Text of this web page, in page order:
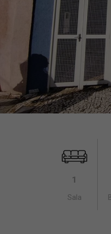
1
Sala